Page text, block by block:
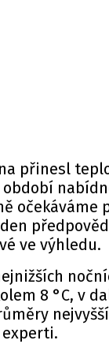
přinesl
období
ve výhledu.
8 °C, v
experti.